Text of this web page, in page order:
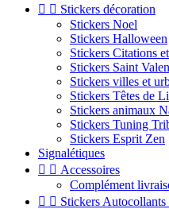
  Stickers décoration
Stickers Noel
Stickers Halloween
Stickers Citations
Stickers Saint
Stickers villes et
Stickers Têtes de
Stickers animaux
Stickers Tuning
Stickers Esprit Zen
Signalétiques
  Accessoires
Complément
  Stickers